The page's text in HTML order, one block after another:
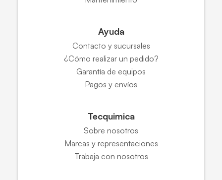
Ayuda
Contacto y sucursales
¿Cómo realizar un pedido?
Garantía de equipos
Pagos y envíos
Tecquimica
Sobre nosotros
Marcas y representaciones
Trabaja con nosotros